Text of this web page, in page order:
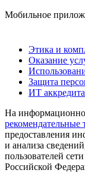
Мобильное
Этика и
Оказание
Защита
ИТ
На
рекомендательные
предоставления
и анализа
пользователей
Российской